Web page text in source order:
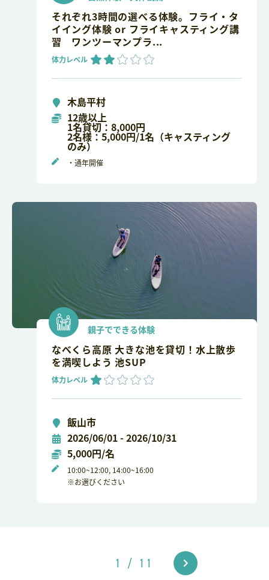
それぞれ3時間の選べる体験。フライ・タ
イイング体験 or フライキャスティング講
習 ワンツーマンプラ...
体力レベル
木島平村
12歳以上
1名貸切：8,000円
2名様：5,000円/1名（キャスティング
のみ）
・通年開催
親子でできる体験
なべくら高原 大きな池を貸切！水上散歩
を満喫しよう 池SUP
体力レベル
飯山市
2026/06/01 - 2026/10/31
5,000円/名
10:00~12:00, 14:00~16:00
※お選びください
1 / 11 >